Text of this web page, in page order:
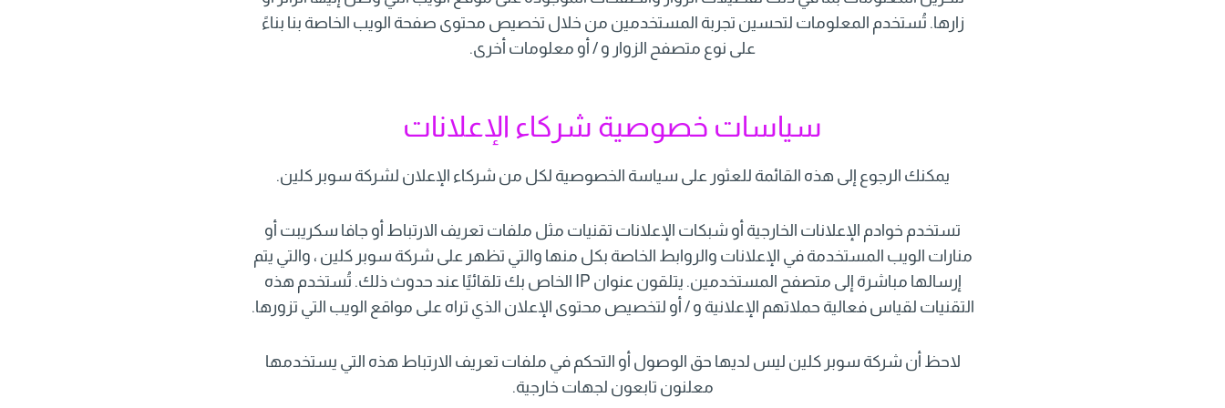
زارها. تُستخدم المعلومات لتحسين تجربة المستخدمين من خلال تخصيص محتوى صفحة الويب الخاصة بنا بناءً
على نوع متصفح الزوار و / أو معلومات أخرى.
سياسات خصوصية شركاء الإعلانات
يمكنك الرجوع إلى هذه القائمة للعثور على سياسة الخصوصية لكل من شركاء الإعلان لشركة سوبر كلين.
تستخدم خوادم الإعلانات الخارجية أو شبكات الإعلانات تقنيات مثل ملفات تعريف الارتباط أو جافا سكريبت أو
منارات الويب المستخدمة في الإعلانات والروابط الخاصة بكل منها والتي تظهر على شركة سوبر كلين ، والتي يتم
إرسالها مباشرة إلى متصفح المستخدمين. يتلقون عنوان IP الخاص بك تلقائيًا عند حدوث ذلك. تُستخدم هذه
التقنيات لقياس فعالية حملاتهم الإعلانية و / أو لتخصيص محتوى الإعلان الذي تراه على مواقع الويب التي تزورها.
لاحظ أن شركة سوبر كلين ليس لديها حق الوصول أو التحكم في ملفات تعريف الارتباط هذه التي يستخدمها
معلنون تابعون لجهات خارجية.